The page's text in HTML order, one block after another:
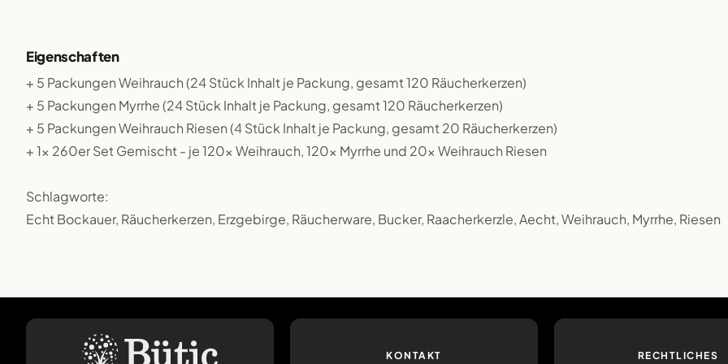
Eigenschaften
+ 5 Packungen Weihrauch (24 Stück Inhalt je Packung, gesamt 120 Räucherkerzen)
+ 5 Packungen Myrrhe (24 Stück Inhalt je Packung, gesamt 120 Räucherkerzen)
+ 5 Packungen Weihrauch Riesen (4 Stück Inhalt je Packung, gesamt 20 Räucherkerzen)
+ 1x 260er Set Gemischt - je 120x Weihrauch, 120x Myrrhe und 20x Weihrauch Riesen
Schlagworte:
Echt Bockauer, Räucherkerzen, Erzgebirge, Räucherware, Bucker, Raacherkerzle, Aecht, Weihrauch, Myrrhe, Riesen
KONTAKT RECHTLICHES